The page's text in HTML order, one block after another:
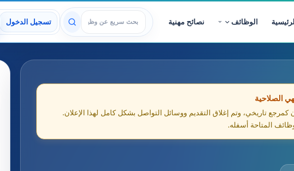
الرئيسية الوظائف نصائح مهنية
عرض الوظائف
تسجيل الدخول
الصلاحية
كمرجع تاريخي، وتم إغلاق التقديم ووسائل التواصل بشكل كامل لهذا الإعلان.
المتاحة أسفله.